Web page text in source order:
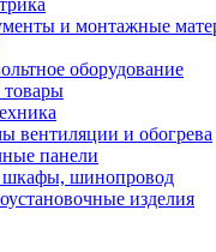
и монтажные
оборудование
товары
вентиляции и обогрева
панели
шинопровод
изделия